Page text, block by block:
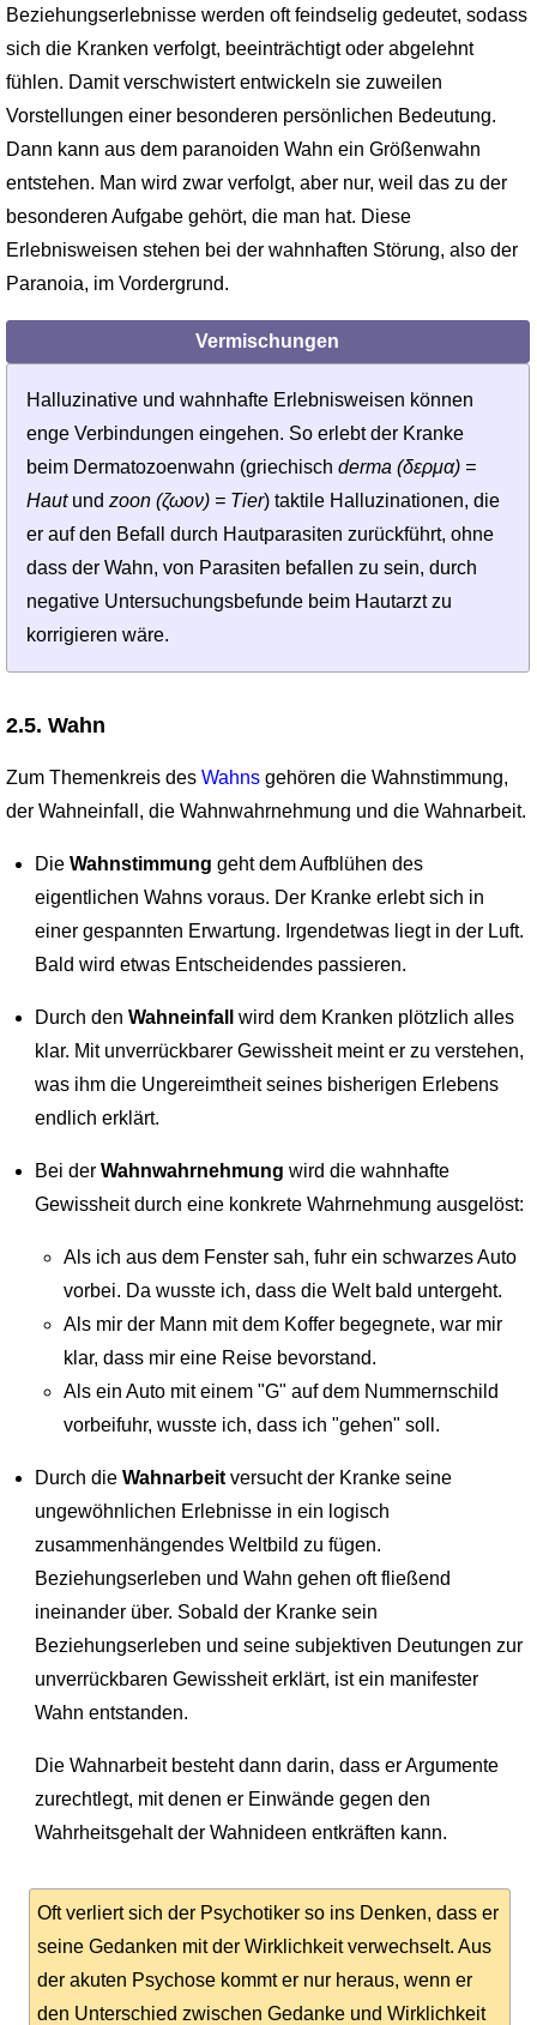
Beziehungserlebnisse werden oft feindselig gedeutet, sodass
sich die Kranken verfolgt, beeinträchtigt oder abgelehnt
fühlen. Damit verschwistert entwickeln sie zuweilen
Vorstellungen einer besonderen persönlichen Bedeutung.
Dann kann aus dem paranoiden Wahn ein Größenwahn
entstehen. Man wird zwar verfolgt, aber nur, weil das zu der
besonderen Aufgabe gehört, die man hat. Diese
Erlebnisweisen stehen bei der wahnhaften Störung, also der
Paranoia, im Vordergrund.
Vermischungen
Halluzinative und wahnhafte Erlebnisweisen können
enge Verbindungen eingehen. So erlebt der Kranke
beim Dermatozoenwahn (griechisch derma (δερμα) =
Hautund zoon (ζωον) = Tier) taktile Halluzinationen, die
er auf den Befall durch Hautparasiten zurückführt, ohne
dass der Wahn, von Parasiten befallen zu sein, durch
negative Untersuchungs­befunde beim Hautarzt zu
korrigieren wäre.
2.5. Wahn
Zum Themenkreis des Wahnsgehören die Wahnstimmung,
der Wahneinfall, die Wahn­wahrnehmung und die Wahnarbeit.
Die Wahnstimmung geht dem Aufblühen des
eigentlichen Wahns voraus. Der Kranke erlebt sich in
einer gespannten Erwartung. Irgendetwas liegt in der Luft.
Bald wird etwas Entscheidendes passieren.
Durch den Wahneinfall
wird dem Kranken plötzlich alles
klar. Mit unverrückbarer Gewissheit meint er zu verstehen,
was ihm die Ungereimtheit seines bisherigen Erlebens
endlich erklärt.
Bei der Wahnwahrnehmung wird die wahnhafte
Gewissheit durch eine konkrete Wahrnehmung ausgelöst:
Als ich aus dem Fenster sah, fuhr ein schwarzes Auto
vorbei. Da wusste ich, dass die Welt bald untergeht.
Als mir der Mann mit dem Koffer begegnete, war mir
klar, dass mir eine Reise bevorstand.
Als ein Auto mit einem "G" auf dem Nummernschild
vorbeifuhr, wusste ich, dass ich "gehen" soll.
Durch die Wahnarbeitversucht der Kranke seine
ungewöhnlichen Erlebnisse in ein logisch
zusammenhängendes Weltbild zu fügen.
Beziehungserleben und Wahn gehen oft fließend
ineinander über. Sobald der Kranke sein
Beziehungserleben und seine subjektiven Deutungen zur
unverrückbaren Gewissheit erklärt, ist ein manifester
Wahn entstanden.
Die Wahnarbeit besteht dann darin, dass er Argumente
zurechtlegt, mit denen er Einwände gegen den
Wahrheitsgehalt der Wahnideen entkräften kann.
Oft verliert sich der Psychotiker so ins Denken, dass er
seine Gedanken mit der Wirklichkeit verwechselt. Aus
der akuten Psychose kommt er nur heraus, wenn er
den Unterschied zwischen Gedanke und Wirklichkeit